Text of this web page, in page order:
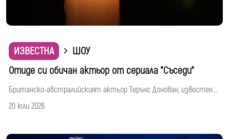
ИЗВЕСТНА
ШОУ
Отиде си обичан актьор от сериала "Съседи"
Британско-австралийският актьор Терънс Донован, известен...
20 юли 2026